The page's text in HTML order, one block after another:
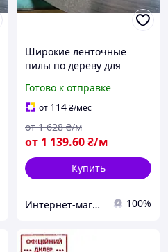
Широкие ленточные
пилы по дереву для
пилорам Rontgen
(Германия) 120*1,2*35
Готово к отправке
от 114₴/мес
от 1 139.60₴/м
от 1 628 ₴/м
Купить
Интернет-магазин "Мир Всего" 100%